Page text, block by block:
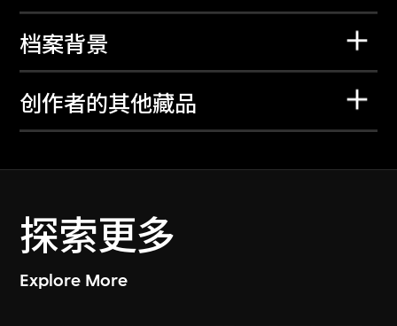
档案背景
创作者的其他藏品
探索更多
Explore More